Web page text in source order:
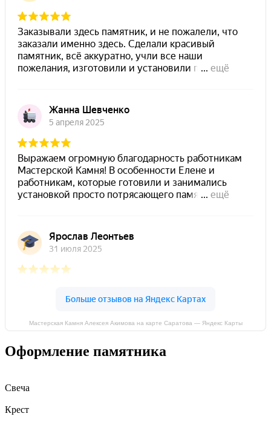
Мастерская Камня Алексея Акимова на карте Саратова — Яндекс Карты
Оформление памятника
Свеча
Крест